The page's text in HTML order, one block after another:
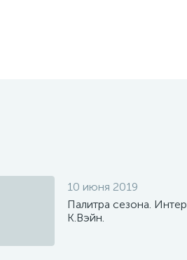
10 июня 2019
Палитра сезона.
К.Вэйн.